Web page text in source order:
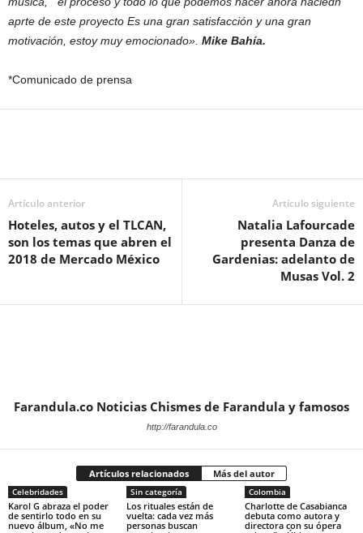
aprte de este proyecto Es una gran satisfacción y una gran
motivación, estoy muy emocionado». Mike Bahía.
*Comunicado de prensa
Artículo anterior
Hoteles, autos y el TLCAN,
son los temas que abren el
2018 de Mercado México
Artículo siguiente
Natalia Lafourcade
presenta Danza de
Gardenias: adelanto de
Musas Vol. 2
Farandula.co Noticias Chismes de Farandula y famosos
http://farandula.co
Artículos relacionados Más del autor
Celebridades
Karol G abraza el poder
de sentirlo todo en su
nuevo álbum, «No me
Sin categoría
Los rituales están de
vuelta: cada vez más
personas buscan
Colombia
Charlotte de Casabianca
debuta como autora y
directora con su ópera